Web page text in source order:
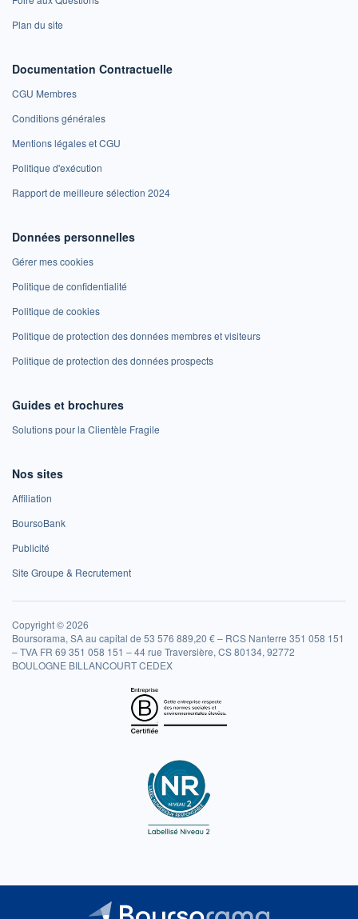
Plan du site
Documentation Contractuelle
CGU Membres
Conditions générales
Mentions légales et CGU
Politique d'exécution
Rapport de meilleure sélection 2024
Données personnelles
Gérer mes cookies
Politique de confidentialité
Politique de cookies
Politique de protection des données membres et visiteurs
Politique de protection des données prospects
Guides et brochures
Solutions pour la Clientèle Fragile
Nos sites
Affiliation
BoursoBank
Publicité
Site Groupe & Recrutement
Copyright © 2026
Boursorama, SA au capital de 53 576 889,20 € – RCS Nanterre 351 058 151
– TVA FR 69 351 058 151 – 44 rue Traversière, CS 80134, 92772
BOULOGNE BILLANCOURT CEDEX